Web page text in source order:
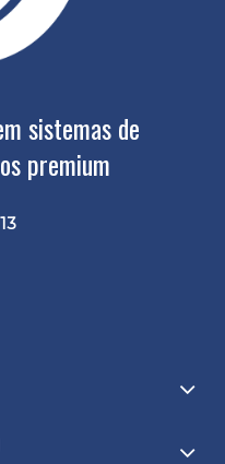
sistemas de
premium